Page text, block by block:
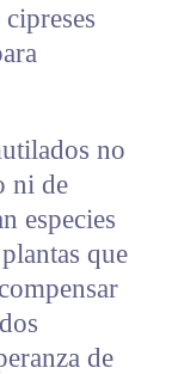
no
ni de
especies
que
de